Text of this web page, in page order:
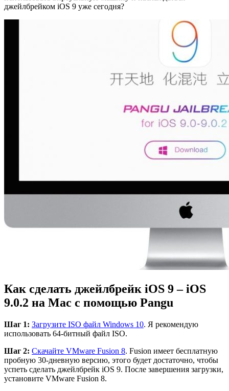
джейлбрейком iOS 9 уже сегодня?
Как сделать джейлбрейк iOS 9 – iOS
9.0.2 на Mac с помощью Pangu
Шаг 1: Загрузите ISO файл Windows 10. Я рекомендую
использовать 64-битный файл ISO.
Шаг 2: Скачайте VMware Fusion 8. Fusion имеет бесплатную
пробную 30-дневную версию, этого будет достаточно, чтобы
успеть сделать джейлбрейк iOS 9. После завершения загрузки,
установите VMware Fusion 8.